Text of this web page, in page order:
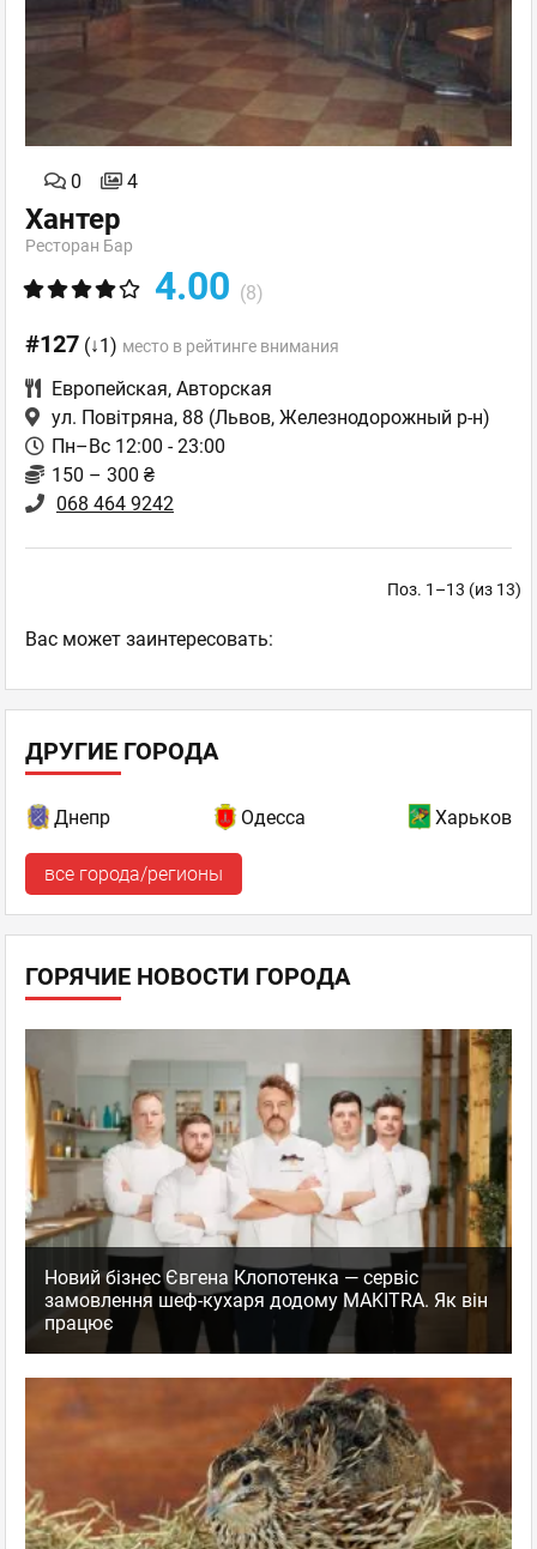
0 4
Хантер
Ресторан Бар
4.00 (8)
#127 (↓1) место в рейтинге внимания
Европейская, Авторская
ул. Повітряна, 88 (Львов, Железнодорожный р-н)
Пн–Вс 12:00 - 23:00
150 – 300 ₴
068 464 9242
Поз. 1–13 (из 13)
Ваc может заинтересовать:
ДРУГИЕ ГОРОДА
Днепр Одесса Харьков
все города/регионы
ГОРЯЧИЕ НОВОСТИ ГОРОДА
Новий бізнес Євгена Клопотенка — сервіс
замовлення шеф-кухаря додому MAKITRA. Як він
працює